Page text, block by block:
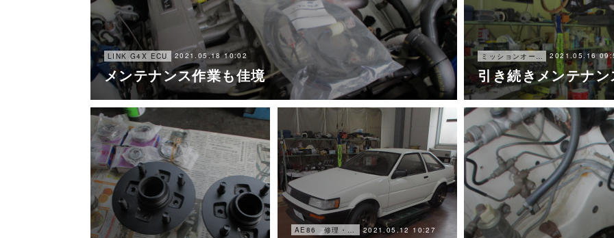
LINK G4X ECU 2021.05.18 10:02
メンテナンス作業も佳境
2021.05.16
引き続きメンテナン
AE86 修理・メンテナンス 2021.05.12 10:27